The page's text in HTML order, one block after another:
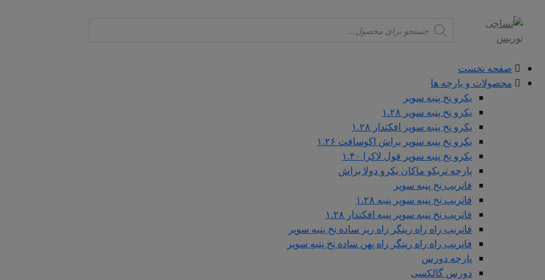
Products
search
صفحه نخست
محصولات و پارچه ها
یکرو نخ پنبه سوپر
یکرو نخ پنبه سوپر ۱.۲۸
یکرو نخ پنبه سوپر افکتدار ۱.۲۸
یکرو نخ پنبه سوپر براش اکوسافت ۱.۲۶
یکرو نخ پنبه سوپر فول لاکرا ۱.۴۰
پارچه تریکو ماکان یکرو دولا براش
فانریپ نخ پنبه سوپر
فانریپ نخ پنبه سوپر پنبه ۱.۲۸
فانریپ نخ پنبه سوپر پنبه افکتدار ۱.۲۸
فانریپ راه راه رینگر راه ریز ساده نخ پنبه سوپر
فانریپ راه راه رینگر راه پهن ساده نخ پنبه سوپر
پارچه دورس
دورس گالکسی